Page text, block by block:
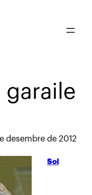
garaile
desembre de 2012
Sol